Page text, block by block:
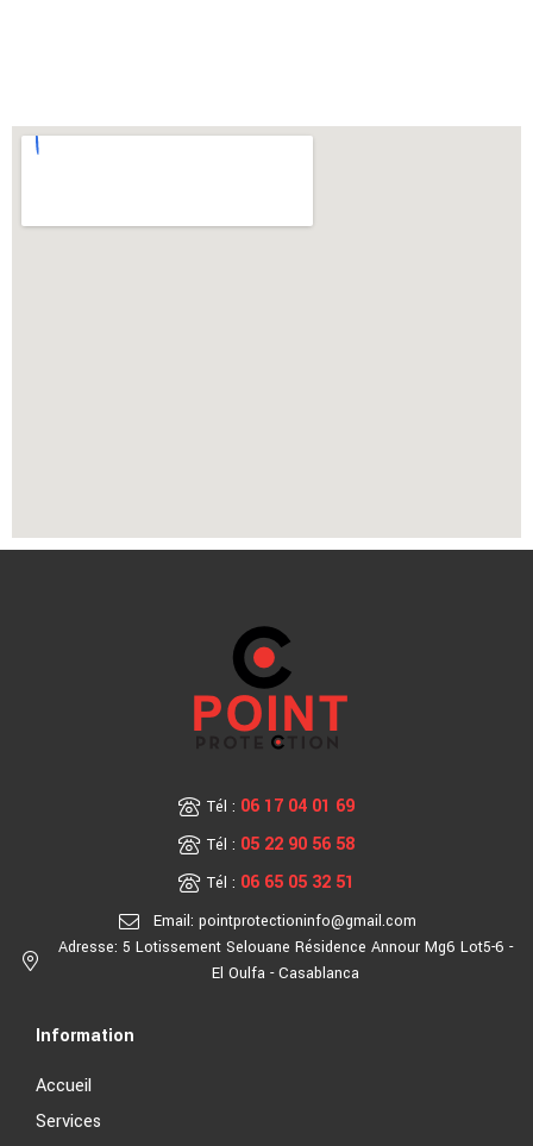
Tél : 06 17 04 01 69
Tél : 05 22 90 56 58
Tél : 06 65 05 32 51
Email: pointprotectioninfo@gmail.com
Adresse: 5 Lotissement Selouane Résidence Annour Mg6 Lot5-6 -
El Oulfa - Casablanca
Information
Accueil
Services